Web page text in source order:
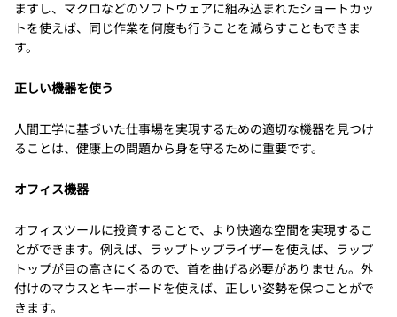
ますし、マクロなどのソフトウェアに組み込まれたショートカッ
トを使えば、同じ作業を何度も行うことを減らすこともできま
す。
正しい機器を使う
人間工学に基づいた仕事場を実現するための適切な機器を見つけ
ることは、健康上の問題から身を守るために重要です。
オフィス機器
オフィスツールに投資することで、より快適な空間を実現するこ
とができます。例えば、ラップトップライザーを使えば、ラップ
トップが目の高さにくるので、首を曲げる必要がありません。外
付けのマウスとキーボードを使えば、正しい姿勢を保つことがで
きます。